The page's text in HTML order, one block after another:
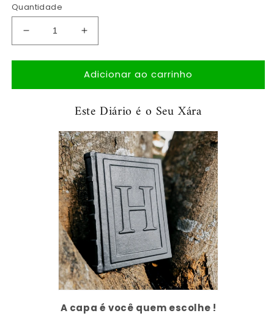
Quantidade
Diminuir
a
quantidade
Diário
Aumentar
a
quantidade
de
Diário
Adicionar ao carrinho
Este Diário é o Seu Xára
A capa é você quem escolhe !